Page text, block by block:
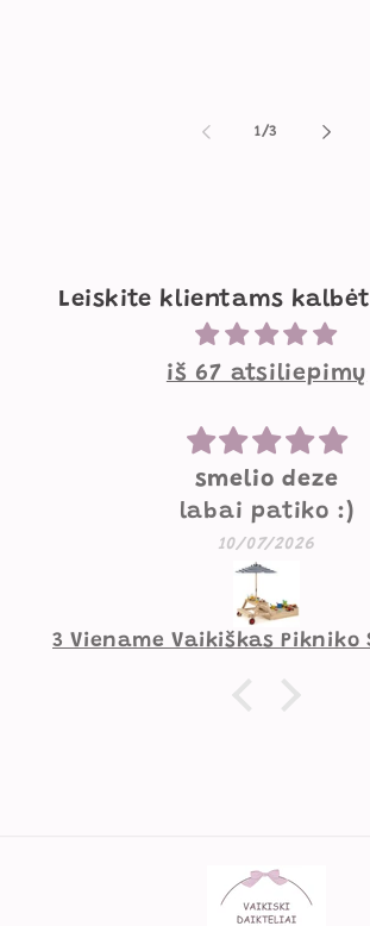
1/iš
3
Leiskite klientams
iš 67 atsiliepimų
smelio deze
labai patiko :)
10/07/2026